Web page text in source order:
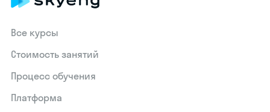
Все курсы
Стоимость занятий
Процесс обучения
Платформа